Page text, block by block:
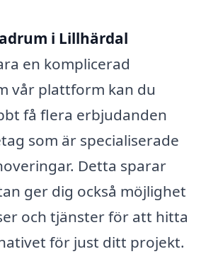
i Lillhärdal
en komplicerad
vår plattform kan du
få flera erbjudanden
som är specialiserade
Detta sparar
ger dig också möjlighet
och tjänster för att hitta
för just ditt projekt.